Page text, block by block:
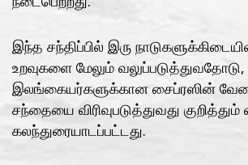
இந்த சந்திப்பில் இரு
உறவுகளை மேலும் வலுப்படுத்துவதோடு,
இலங்கையர்களுக்கான சைப்ரஸின்
சந்தையை விரிவுபடுத்துவது குறித்தும்
கலந்துரையாடப்பட்டது.